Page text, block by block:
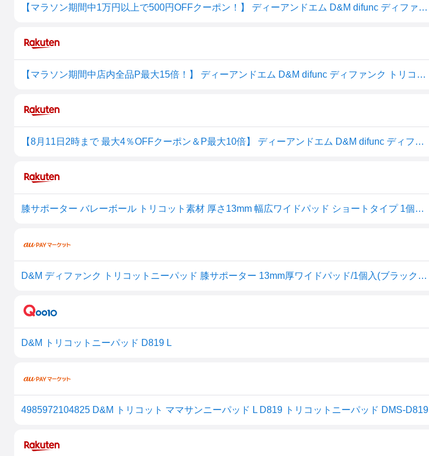
【マラソン期間中1万円以上で500円OFFクーポン！】 ディーアンドエム D&M difunc ディファンク トリコットニーパッド サポーター 軽量 パッド付き 膝 ひざ バレーボール バスケット サッカー ダンス けが予防 D819
【マラソン期間中店内全品P最大15倍！】 ディーアンドエム D&M difunc ディファンク トリコットニーパッド サポーター 軽量 パッド付き 膝 ひざ バレーボール バスケット サッカー ダンス けが予防 D819
【8月11日2時まで 最大4％OFFクーポン＆P最大10倍】 ディーアンドエム D&M difunc ディファンク トリコットニーパッド サポーター 軽量 パッド付き 膝 ひざ バレーボール バスケット サッカー ダンス けが予防 D819
膝サポーター バレーボール トリコット素材 厚さ13mm 幅広ワイドパッド ショートタイプ 1個入 黒 #D-819 日本製 ひざ 膝用 保護 予防 怪我 負担 軽減 サポート ハンドボール バスケ ダンス ブレイクダンス ヒップホップ ディーアンドエム 公式 difunc ディファンク
D&M ディファンク トリコットニーパッド 膝サポーター 13mm厚ワイドパッド/1個入(ブラック・サイズ:L) difunc
D&M トリコットニーパッド D819 L
4985972104825 D&M トリコット ママサンニーパッド L D819 トリコットニーパッド DMS-D819